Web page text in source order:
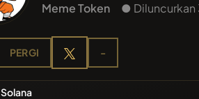
Meme Token ● Diluncurkan
PERGI -
Solana